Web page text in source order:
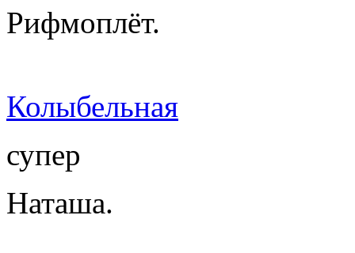
Рифмоплёт.
Колыбельная
супер
Наташа.